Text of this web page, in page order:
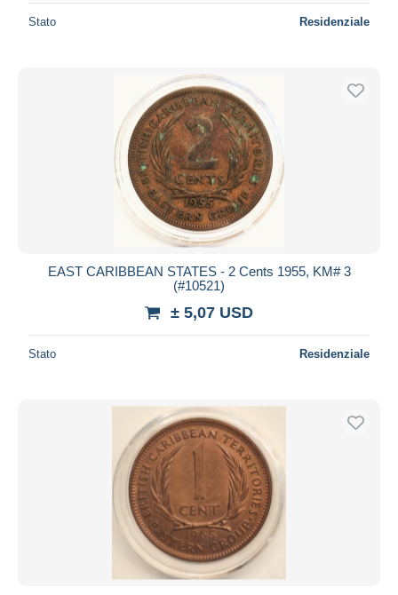
Stato Residenziale
EAST CARIBBEAN STATES - 2 Cents 1955, KM# 3
(#10521)
± 5,07 USD
Stato Residenziale